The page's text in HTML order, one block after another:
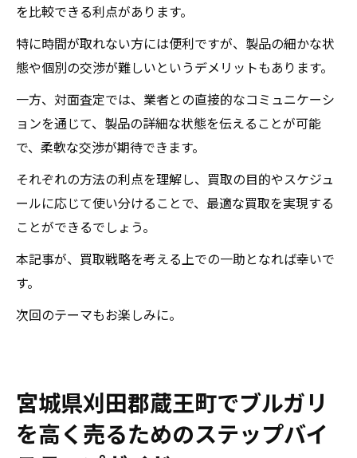
を比較できる利点があります。
特に時間が取れない方には便利ですが、製品の細かな状
態や個別の交渉が難しいというデメリットもあります。
一方、対面査定では、業者との直接的なコミュニケーシ
ョンを通じて、製品の詳細な状態を伝えることが可能
で、柔軟な交渉が期待できます。
それぞれの方法の利点を理解し、買取の目的やスケジュ
ールに応じて使い分けることで、最適な買取を実現する
ことができるでしょう。
本記事が、買取戦略を考える上での一助となれば幸いで
す。
次回のテーマもお楽しみに。
宮城県刈田郡蔵王町でブルガリ
を高く売るためのステップバイ